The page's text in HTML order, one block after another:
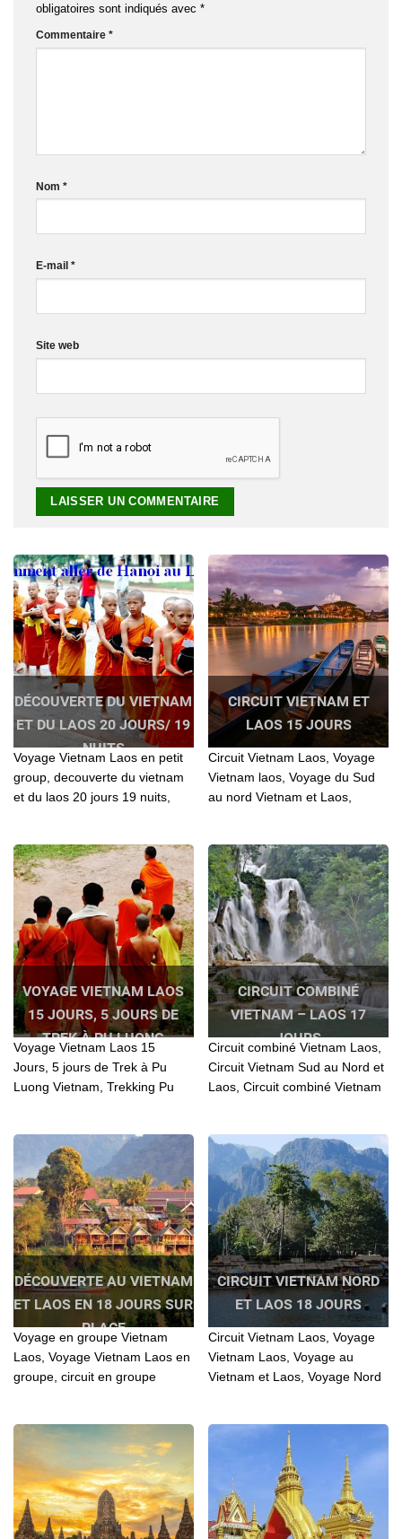
obligatoires sont indiqués avec *
Commentaire *
Nom *
E-mail *
Site web
DÉCOUVERTE DU VIETNAM
ET DU LAOS 20 JOURS/ 19
NUITS
Voyage Vietnam Laos en petit
group, decouverte du vietnam
et du laos 20 jours 19 nuits,
laos en petit groupe
CIRCUIT VIETNAM ET
LAOS 15 JOURS
Circuit Vietnam Laos, Voyage
Vietnam laos, Voyage du Sud
au nord Vietnam et Laos,
VOYAGE VIETNAM LAOS
15 JOURS, 5 JOURS DE
TREK À PU LUONG
VIETNAM
Voyage Vietnam Laos 15
Jours, 5 jours de Trek à Pu
Luong Vietnam, Trekking Pu
CIRCUIT COMBINÉ
VIETNAM – LAOS 17
JOURS
Circuit combiné Vietnam Laos,
Circuit Vietnam Sud au Nord et
Laos, Circuit combiné Vietnam
Vietnam – Laos
DÉCOUVERTE AU VIETNAM
ET LAOS EN 18 JOURS SUR
PLACE
Voyage en groupe Vietnam
Laos, Voyage Vietnam Laos en
groupe, circuit en groupe
vietnam laos, budget voyage
vietnam laos 3 semaines
CIRCUIT VIETNAM NORD
ET LAOS 18 JOURS
Circuit Vietnam Laos, Voyage
Vietnam Laos, Voyage au
Vietnam et Laos, Voyage Nord